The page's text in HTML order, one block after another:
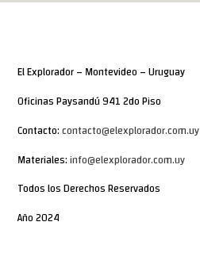
El Explorador – Montevideo – Uruguay
Oficinas Paysandú 941 2do Piso
Contacto:contacto@elexplorador.com.uy
Materiales:info@elexplorador.com.uy
Todos los Derechos Reservados
Año 2024